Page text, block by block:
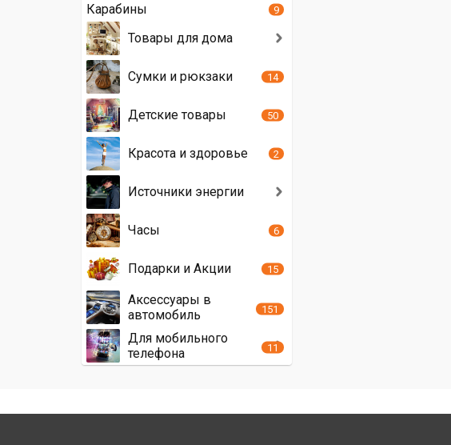
Карабины
9
Товары для дома
Сумки и рюкзаки 14
Детские товары 50
Красота и здоровье 2
Источники энергии
Часы 6
Подарки и Акции 15
Аксессуары в
автомобиль
151
Для мобильного
телефона
11